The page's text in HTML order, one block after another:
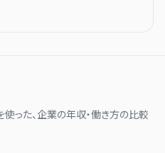
った、企業の年収・働き方の比較